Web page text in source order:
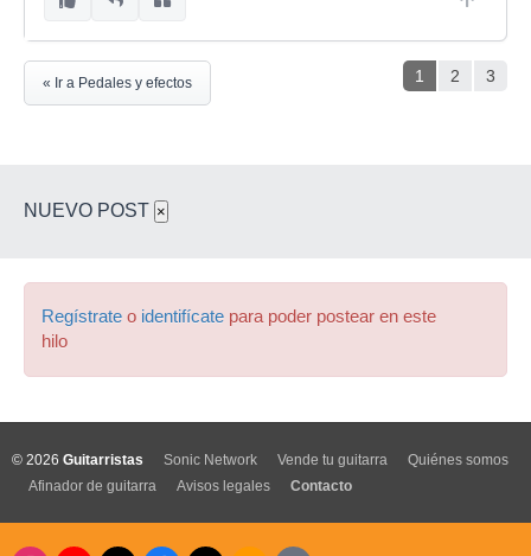
1 2 3
« Ir a Pedales y efectos
NUEVO POST ×
Regístrate o identifícate para poder postear en este
hilo
© 2026 Guitarristas Sonic Network Vende tu guitarra
Quiénes somos
Afinador de guitarra
Avisos legales Contacto